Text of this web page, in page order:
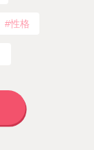
性格